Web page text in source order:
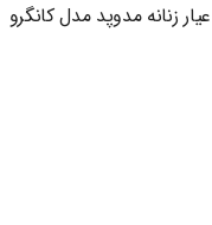
نیم ست طلا 18 عیار زنانه مدوپد مدل کانگرو